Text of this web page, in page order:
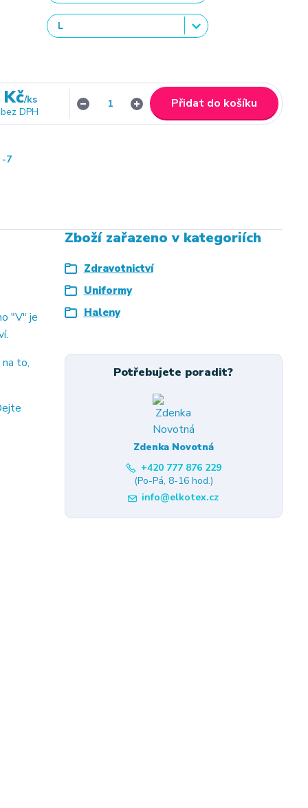
/ks
bez DPH
Přidat do košíku
-7
"V" je
to,
Zboží zařazeno v kategoriích
Zdravotnictví
Uniformy
Haleny
Potřebujete poradit?
Zdenka Novotná
+420 777 876 229
(Po-Pá, 8-16 hod.)
info@elkotex.cz